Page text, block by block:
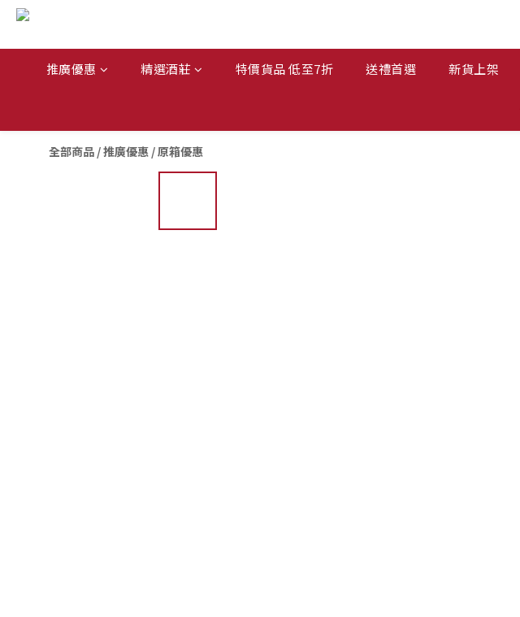
推廣優惠 精選酒莊 特價貨品 低至7折 送禮首選 新貨上架
全部商品 /推廣優惠 /原箱優惠